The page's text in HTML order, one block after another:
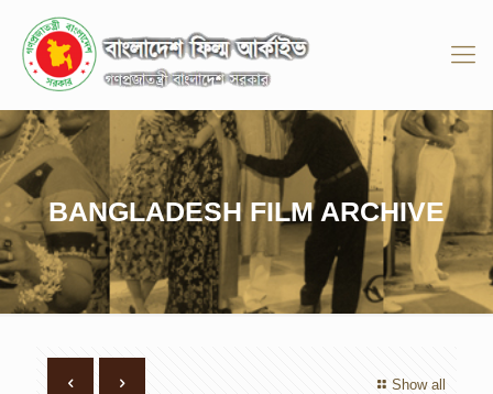
BANGLADESH FILM ARCHIVE
Show all